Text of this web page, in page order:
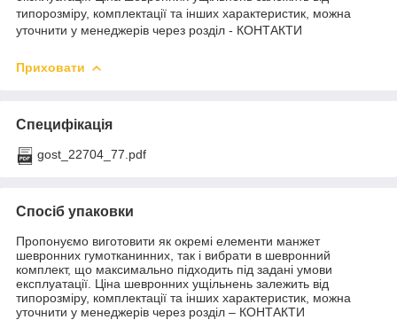
типорозміру, комплектації та інших характеристик, можна
уточнити у менеджерів через розділ - КОНТАКТИ
Приховати
Специфікація
gost_22704_77.pdf
Спосіб упаковки
Пропонуємо виготовити як окремі елементи манжет
шевронних гумотканинних, так і вибрати в шевронний
комплект, що максимально підходить під задані умови
експлуатації. Ціна шевронних ущільнень залежить від
типорозміру, комплектації та інших характеристик, можна
уточнити у менеджерів через розділ – КОНТАКТИ